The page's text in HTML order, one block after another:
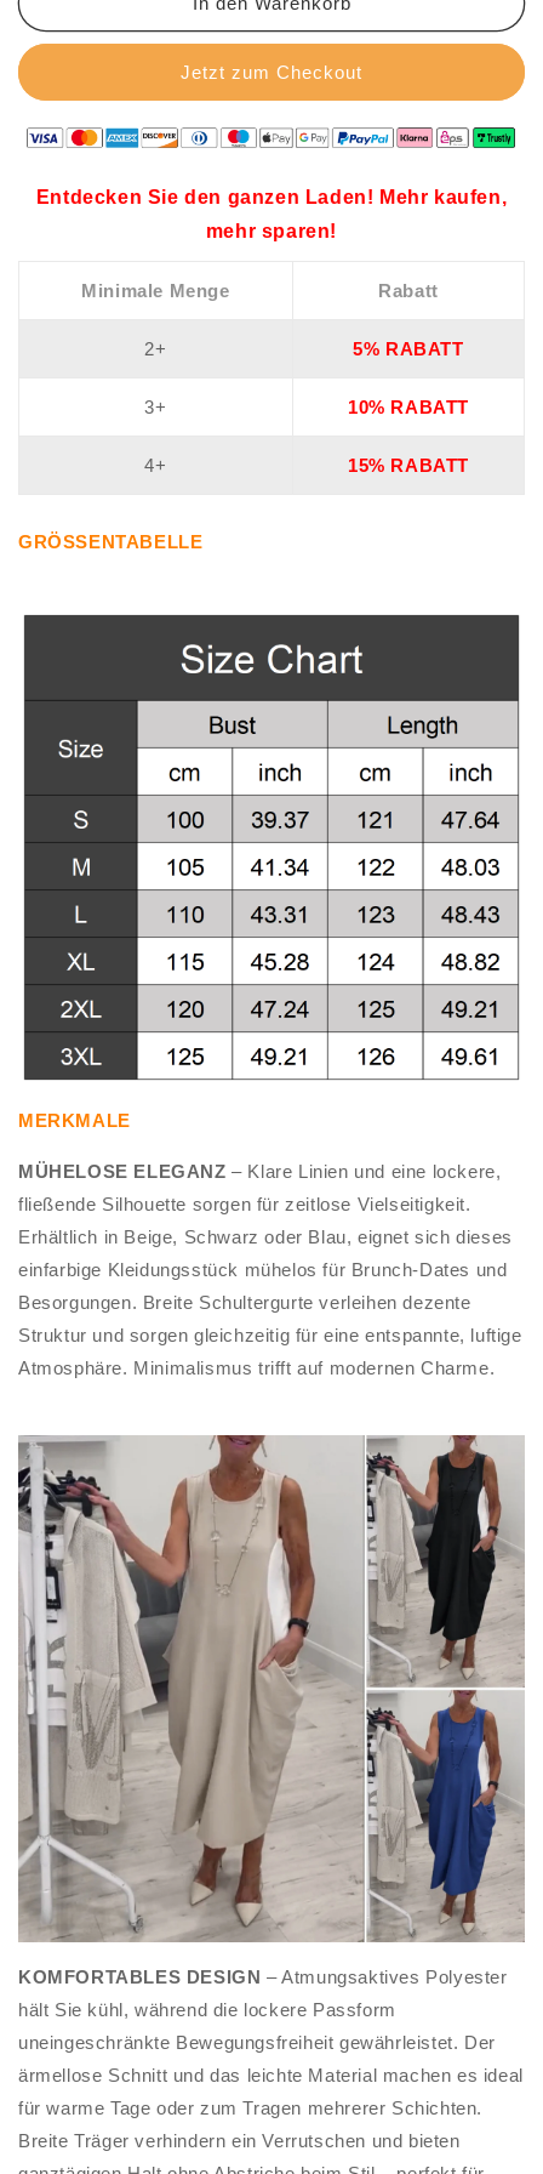
Jetzt zum Checkout
Entdecken Sie den ganzen Laden! Mehr kaufen,
mehr sparen!
Minimale Menge Rabatt
2+ 5% RABATT
3+ 10% RABATT
4+ 15% RABATT
GRÖSSENTABELLE
MERKMALE
MÜHELOSE ELEGANZ– Klare Linien und eine lockere,
fließende Silhouette sorgen für zeitlose Vielseitigkeit.
Erhältlich in Beige, Schwarz oder Blau, eignet sich dieses
einfarbige Kleidungsstück mühelos für Brunch-Dates und
Besorgungen. Breite Schultergurte verleihen dezente
Struktur und sorgen gleichzeitig für eine entspannte, luftige
Atmosphäre. Minimalismus trifft auf modernen Charme.
KOMFORTABLES DESIGN – Atmungsaktives Polyester
hält Sie kühl, während die lockere Passform
uneingeschränkte Bewegungsfreiheit gewährleistet. Der
ärmellose Schnitt und das leichte Material machen es ideal
für warme Tage oder zum Tragen mehrerer Schichten.
Breite Träger verhindern ein Verrutschen und bieten